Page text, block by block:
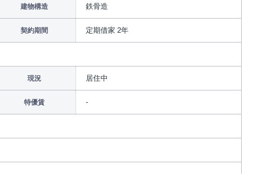
建物構造 鉄骨造
契約期間 定期借家 2年
現況 居住中
特優賃